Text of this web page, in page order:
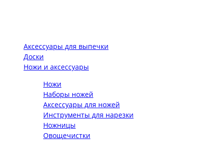
Аксессуары для выпечки
Доски
Ножи и аксессуары
Ножи
Наборы ножей
Аксессуары для ножей
Инструменты для нарезки
Ножницы
Овощечистки